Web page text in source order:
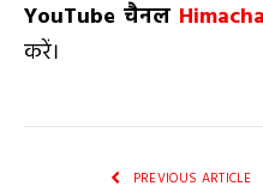
YouTube चैनल
करें।
PREVIOUS ARTICLE